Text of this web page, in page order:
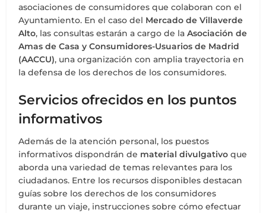
asociaciones de consumidores que colaboran con el
Ayuntamiento. En el caso del Mercado de Villaverde
Alto, las consultas estarán a cargo de laAsociación de
Amas de Casa y Consumidores-Usuarios de Madrid
(AACCU), una organización con amplia trayectoria en
la defensa de los derechos de los consumidores.
Servicios ofrecidos en los puntos
informativos
Además de la atención personal, los puestos
informativos dispondrán de material divulgativo que
aborda una variedad de temas relevantes para los
ciudadanos. Entre los recursos disponibles destacan
guías sobre los derechos de los consumidores
durante un viaje, instrucciones sobre cómo efectuar